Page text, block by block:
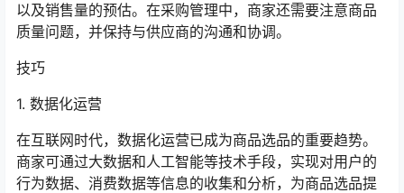
以及销售量的预估。在采购管理中，商家还需要注意商品
质量问题，并保持与供应商的沟通和协调。
技巧
1. 数据化运营
在互联网时代，数据化运营已成为商品选品的重要趋势。
商家可通过大数据和人工智能等技术手段，实现对用户的
行为数据、消费数据等信息的收集和分析，为商品选品提